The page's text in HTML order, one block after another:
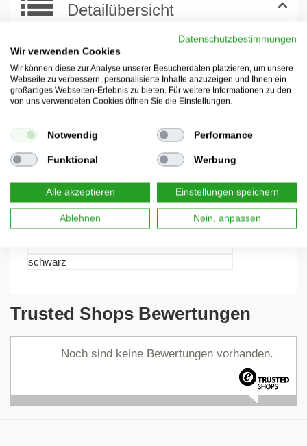
Detailübersicht
Höhe in cm
9
Gewicht in kg
Versandart
DPD
Breite in cm
Länge in cm
schwarz
Trusted Shops Bewertungen
Noch sind keine Bewertungen vorhanden.
Datenschutzbestimmungen
Wir verwenden Cookies
Wir können diese zur Analyse unserer Besucherdaten platzieren, um unsere
Webseite zu verbessern, personalisierte Inhalte anzuzeigen und Ihnen ein
großartiges Webseiten-Erlebnis zu bieten. Für weitere Informationen zu den
von uns verwendeten Cookies öffnen Sie die Einstellungen.
Notwendig Performance
Funktional Werbung
Alle akzeptieren Einstellungen speichern
Ablehnen Nein, anpassen